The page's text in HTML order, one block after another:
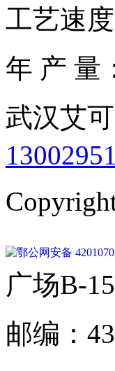
工艺速
年 产 量
武汉艾
鄂公网安备
广场B-
邮编：